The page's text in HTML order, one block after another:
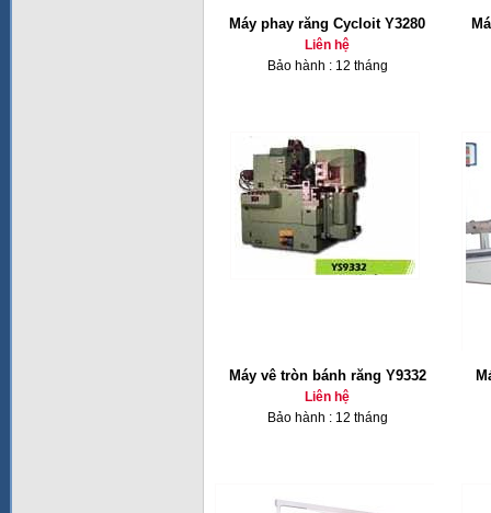
Máy phay răng Cycloit Y3280
Liên hệ
Bảo hành : 12 tháng
Máy vê tròn bánh răng Y9332
Liên hệ
Bảo hành : 12 tháng